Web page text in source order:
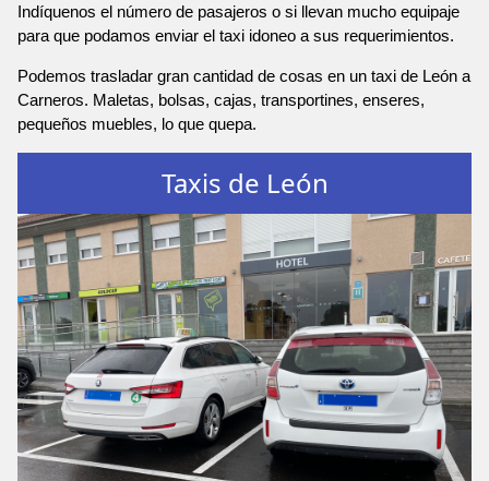
Indíquenos el número de pasajeros o si llevan mucho equipaje
para que podamos enviar el taxi idoneo a sus requerimientos.
Podemos trasladar gran cantidad de cosas en un taxi de León a
Carneros. Maletas, bolsas, cajas, transportines, enseres,
pequeños muebles, lo que quepa.
Taxis de León